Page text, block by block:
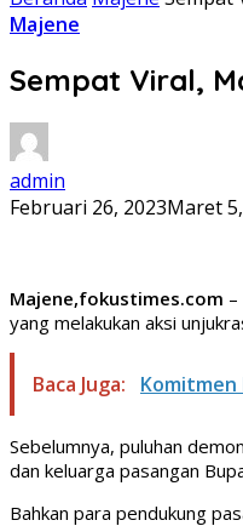
Majene
Sempat Viral,
admin
Februari 26, 2023Maret
Majene,fokustimes.com
yang melakukan aksi
Baca Juga: Komitmen
Sebelumnya, puluhan
dan keluarga pasangan
Bahkan para pendukung